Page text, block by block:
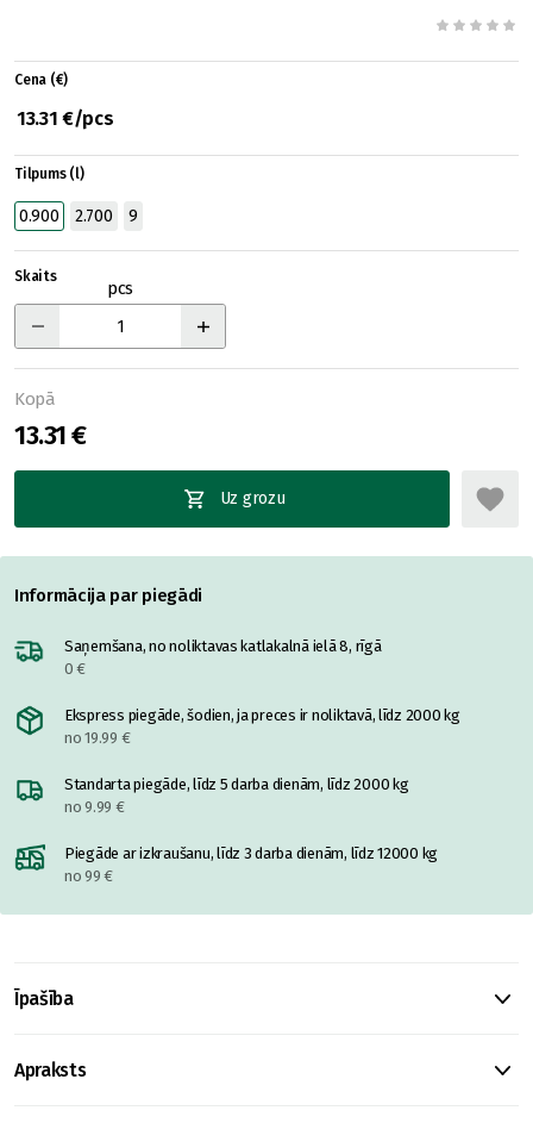
Cena (€)
13.31 €/pcs
Tilpums (l)
0.900 2.700 9
Skaits
pcs
Kopā
13.31 €
Uz grozu
Informācija par piegādi
Saņemšana, no noliktavas katlakalnā ielā 8, rīgā
0 €
Ekspress piegāde, šodien, ja preces ir noliktavā, līdz 2000 kg
no 19.99 €
Standarta piegāde, līdz 5 darba dienām, līdz 2000 kg
no 9.99 €
Piegāde ar izkraušanu, līdz 3 darba dienām, līdz 12000 kg
no 99 €
Īpašība
Apraksts